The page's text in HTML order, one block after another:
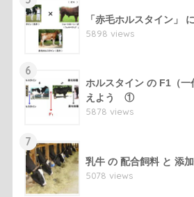
「赤毛ホルスタイン」
5898 views
6
ホルスタイン の F1（一
えよう ①
5878 views
7
乳牛 の 配合飼料 と 添
5078 views